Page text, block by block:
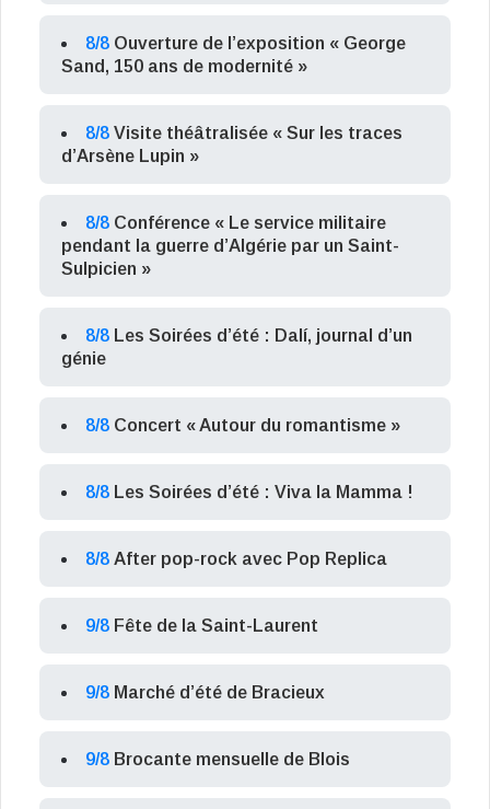
8/8 Ouverture de l’exposition « George
Sand, 150 ans de modernité »
8/8 Visite théâtralisée « Sur les traces
d’Arsène Lupin »
8/8 Conférence « Le service militaire
pendant la guerre d’Algérie par un Saint-
Sulpicien »
8/8 Les Soirées d’été : Dalí, journal d’un
génie
8/8 Concert « Autour du romantisme »
8/8 Les Soirées d’été : Viva la Mamma !
8/8 After pop-rock avec Pop Replica
9/8 Fête de la Saint-Laurent
9/8 Marché d’été de Bracieux
9/8 Brocante mensuelle de Blois